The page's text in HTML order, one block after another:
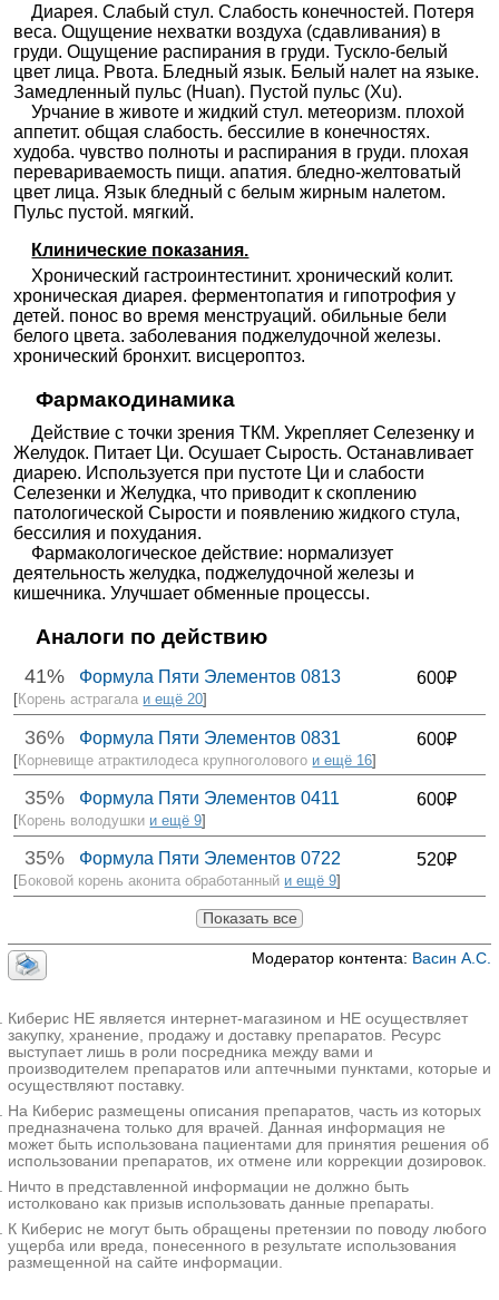
Диарея. Слабый стул. Слабость конечностей. Потеря
веса. Ощущение нехватки воздуха (сдавливания) в
груди. Ощущение распирания в груди. Тускло-белый
цвет лица. Рвота. Бледный язык. Белый налет на языке.
Замедленный пульс (Huan). Пустой пульс (Xu).
Урчание в животе и жидкий стул. метеоризм. плохой
аппетит. общая слабость. бессилие в конечностях.
худоба. чувство полноты и распирания в груди. плохая
перевариваемость пищи. апатия. бледно-желтоватый
цвет лица. Язык бледный с белым жирным налетом.
Пульс пустой. мягкий.
Клинические показания.
Хронический гастроинтестинит. хронический колит.
хроническая диарея. ферментопатия и гипотрофия у
детей. понос во время менструаций. обильные бели
белого цвета. заболевания поджелудочной железы.
хронический бронхит. висцероптоз.
Фармакодинамика
Действие с точки зрения ТКМ. Укрепляет Селезенку и
Желудок. Питает Ци. Осушает Сырость. Останавливает
диарею. Используется при пустоте Ци и слабости
Селезенки и Желудка, что приводит к скоплению
патологической Сырости и появлению жидкого стула,
бессилия и похудания.
Фармакологическое действие: нормализует
деятельность желудка, поджелудочной железы и
кишечника. Улучшает обменные процессы.
Аналоги по действию
41% 600₽
Формула Пяти Элементов 0813
[Корень астрагала и ещё 20]
36% 600₽
Формула Пяти Элементов 0831
[Корневище атрактилодеса крупноголового и ещё 16]
35% 600₽
Формула Пяти Элементов 0411
[Корень володушки и ещё 9]
35% 520₽
Формула Пяти Элементов 0722
[Боковой корень аконита обработанный и ещё 9]
Показать все
Модератор контента: Васин А.С.
Киберис НЕ является интернет-магазином и НЕ осуществляет
закупку, хранение, продажу и доставку препаратов. Ресурс
выступает лишь в роли посредника между вами и
производителем препаратов или аптечными пунктами, которые и
осуществляют поставку.
На Киберис размещены описания препаратов, часть из которых
предназначена только для врачей. Данная информация не
может быть использована пациентами для принятия решения об
использовании препаратов, их отмене или коррекции дозировок.
Ничто в представленной информации не должно быть
истолковано как призыв использовать данные препараты.
К Киберис не могут быть обращены претензии по поводу любого
ущерба или вреда, понесенного в результате использования
размещенной на сайте информации.